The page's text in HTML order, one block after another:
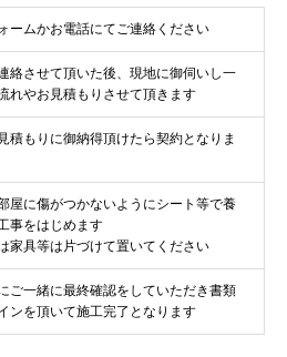
ームかお電話にてご連絡ください
絡させて頂いた後、現地に御伺いし一
れやお見積もりさせて頂きます
積もりに御納得頂けたら契約となりま
屋に傷がつかないようにシート等で養
事をはじめます
家具等は片づけて置いてください
ご一緒に最終確認をしていただき書類
ンを頂いて施工完了となります